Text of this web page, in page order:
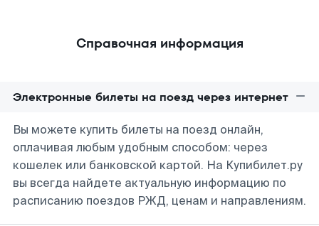
Справочная информация
Электронные билеты на поезд через интернет
Вы можете купить билеты на поезд онлайн,
оплачивая любым удобным способом: через
кошелек или банковской картой. На Купибилет.ру
вы всегда найдете актуальную информацию по
расписанию поездов РЖД, ценам и направлениям.